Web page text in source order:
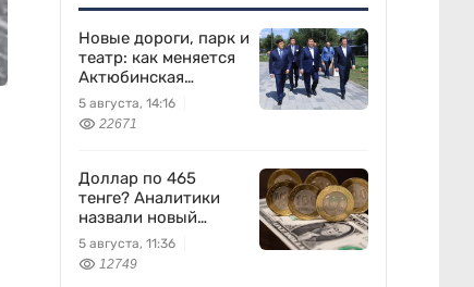
Новые дороги, парк и
театр: как меняется
Актюбинская
область
5 августа, 14:16
22671
Доллар по 465
тенге? Аналитики
назвали новый
диапазон
5 августа, 11:36
12749